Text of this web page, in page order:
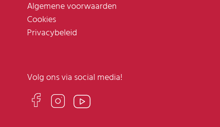
Algemene voorwaarden
Cookies
Privacybeleid
Volg ons via social media!